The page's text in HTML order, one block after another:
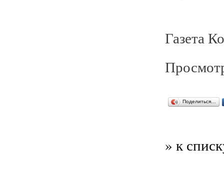
Газета
Поделиться…
» к